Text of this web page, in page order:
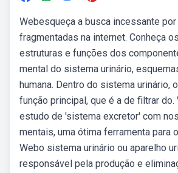
Webesqueça a busca incessante
fragmentadas na internet. Conheça
estruturas e funções dos
mental do sistema urinário,
humana. Dentro do sistema urinário,
função principal, que é a de filtrar do.
estudo de 'sistema excretor' com
mentais, uma ótima ferramenta para
Webo sistema urinário ou aparelho
responsável pela produção e